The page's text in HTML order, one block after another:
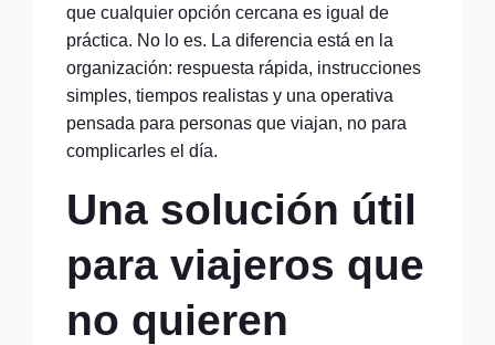
que cualquier opción cercana es igual de
práctica. No lo es. La diferencia está en la
organización: respuesta rápida, instrucciones
simples, tiempos realistas y una operativa
pensada para personas que viajan, no para
complicarles el día.
Una solución útil
para viajeros que
no quieren